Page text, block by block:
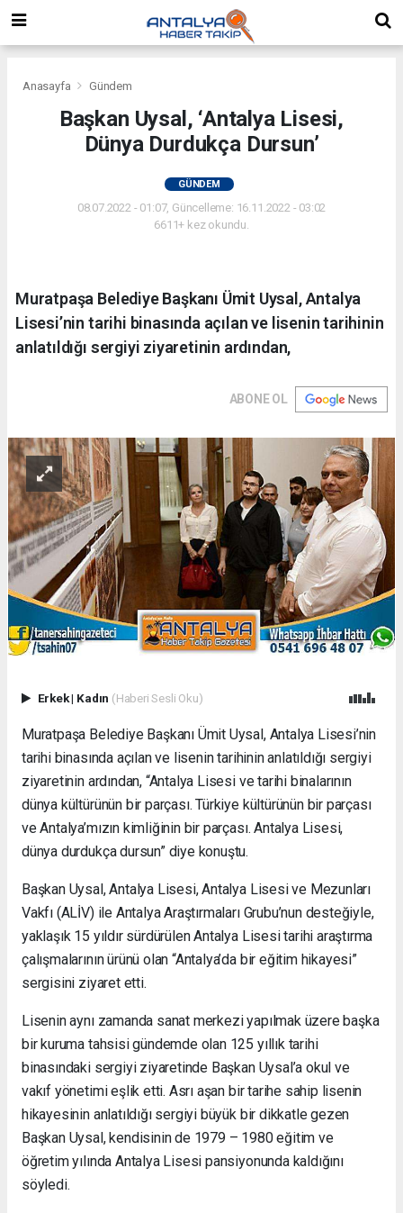
Anasayfa Gündem
Başkan Uysal, ‘Antalya Lisesi,
Dünya Durdukça Dursun’
GÜNDEM
08.07.2022 - 01:07, Güncelleme: 16.11.2022 - 03:02
6611+ kez okundu.
Muratpaşa Belediye Başkanı Ümit Uysal, Antalya
Lisesi’nin tarihi binasında açılan ve lisenin tarihinin
anlatıldığı sergiyi ziyaretinin ardından,
ABONE OL
Erkek| Kadın (Haberi Sesli Oku)
Muratpaşa Belediye Başkanı Ümit Uysal, Antalya Lisesi’nin
tarihi binasında açılan ve lisenin tarihinin anlatıldığı sergiyi
ziyaretinin ardından, “Antalya Lisesi ve tarihi binalarının
dünya kültürünün bir parçası. Türkiye kültürünün bir parçası
ve Antalya’mızın kimliğinin bir parçası. Antalya Lisesi,
dünya durdukça dursun” diye konuştu.
Başkan Uysal, Antalya Lisesi, Antalya Lisesi ve Mezunları
Vakfı (ALİV) ile Antalya Araştırmaları Grubu’nun desteğiyle,
yaklaşık 15 yıldır sürdürülen Antalya Lisesi tarihi araştırma
çalışmalarının ürünü olan “Antalya’da bir eğitim hikayesi”
sergisini ziyaret etti.
Lisenin aynı zamanda sanat merkezi yapılmak üzere başka
bir kuruma tahsisi gündemde olan 125 yıllık tarihi
binasındaki sergiyi ziyaretinde Başkan Uysal’a okul ve
vakıf yönetimi eşlik etti. Asrı aşan bir tarihe sahip lisenin
hikayesinin anlatıldığı sergiyi büyük bir dikkatle gezen
Başkan Uysal, kendisinin de 1979 – 1980 eğitim ve
öğretim yılında Antalya Lisesi pansiyonunda kaldığını
söyledi.